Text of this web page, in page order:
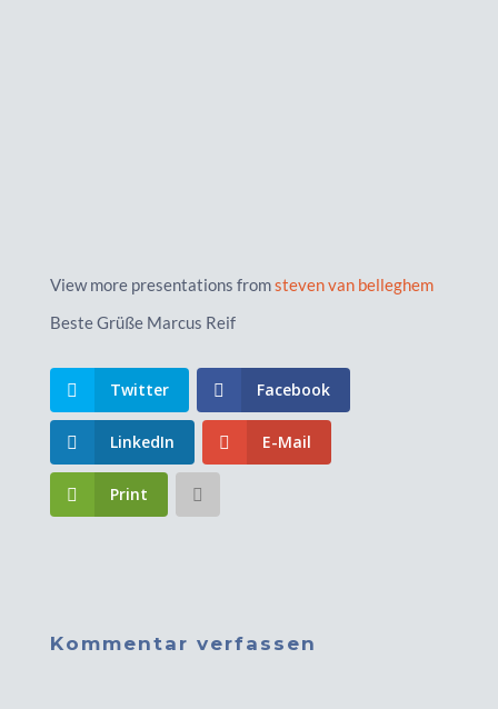
View more presentations fromsteven van belleghem
Beste Grüße Marcus Reif
Twitter Facebook
LinkedIn E-Mail
Print
Kommentar verfassen